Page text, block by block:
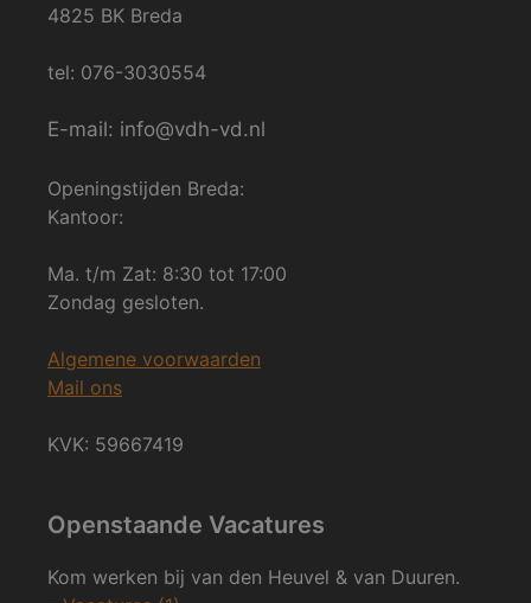
4825 BK Breda
tel: 076-3030554
E-mail: info@vdh-vd.nl
Openingstijden Breda:
Kantoor:
Ma. t/m Zat: 8:30 tot 17:00
Zondag gesloten.
Algemene voorwaarden
Mail ons
KVK: 59667419
Openstaande Vacatures
Kom werken bij van den Heuvel & van Duuren.